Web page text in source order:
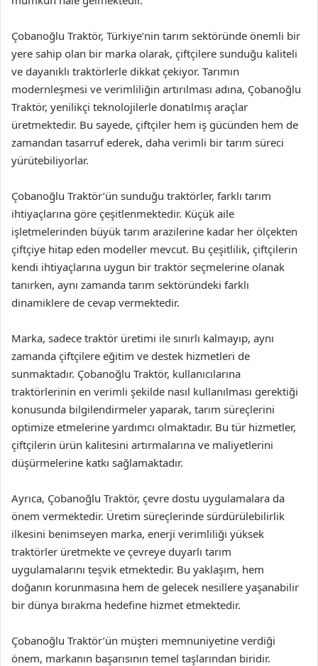
Çobanoğlu Traktör, Türkiye’nin tarım sektöründe önemli bir
yere sahip olan bir marka olarak, çiftçilere sunduğu kaliteli
ve dayanıklı traktörlerle dikkat çekiyor. Tarımın
modernleşmesi ve verimliliğin artırılması adına, Çobanoğlu
Traktör, yenilikçi teknolojilerle donatılmış araçlar
üretmektedir. Bu sayede, çiftçiler hem iş gücünden hem de
zamandan tasarruf ederek, daha verimli bir tarım süreci
yürütebiliyorlar.
Çobanoğlu Traktör’ün sunduğu traktörler, farklı tarım
ihtiyaçlarına göre çeşitlenmektedir. Küçük aile
işletmelerinden büyük tarım arazilerine kadar her ölçekten
çiftçiye hitap eden modeller mevcut. Bu çeşitlilik, çiftçilerin
kendi ihtiyaçlarına uygun bir traktör seçmelerine olanak
tanırken, aynı zamanda tarım sektöründeki farklı
dinamiklere de cevap vermektedir.
Marka, sadece traktör üretimi ile sınırlı kalmayıp, aynı
zamanda çiftçilere eğitim ve destek hizmetleri de
sunmaktadır. Çobanoğlu Traktör, kullanıcılarına
traktörlerinin en verimli şekilde nasıl kullanılması gerektiği
konusunda bilgilendirmeler yaparak, tarım süreçlerini
optimize etmelerine yardımcı olmaktadır. Bu tür hizmetler,
çiftçilerin ürün kalitesini artırmalarına ve maliyetlerini
düşürmelerine katkı sağlamaktadır.
Ayrıca, Çobanoğlu Traktör, çevre dostu uygulamalara da
önem vermektedir. Üretim süreçlerinde sürdürülebilirlik
ilkesini benimseyen marka, enerji verimliliği yüksek
traktörler üretmekte ve çevreye duyarlı tarım
uygulamalarını teşvik etmektedir. Bu yaklaşım, hem
doğanın korunmasına hem de gelecek nesillere yaşanabilir
bir dünya bırakma hedefine hizmet etmektedir.
Çobanoğlu Traktör’ün müşteri memnuniyetine verdiği
önem, markanın başarısının temel taşlarından biridir.